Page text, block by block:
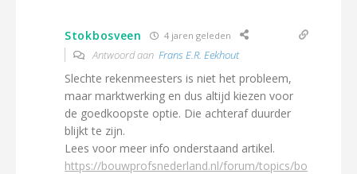
Stokbosveen 4 jaren geleden
Antwoord aan Frans E.R. Eekhout
Slechte rekenmeesters is niet het probleem,
maar marktwerking en dus altijd kiezen voor
de goedkoopste optie. Die achteraf duurder
blijkt te zijn.
Lees voor meer info onderstaand artikel.
https://bouwprofsnederland.nl/forum/topics/bo